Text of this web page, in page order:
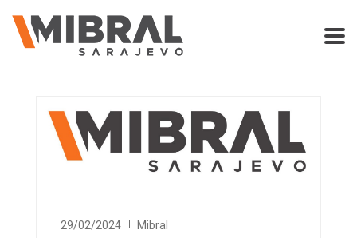
29/02/2024 Mibral